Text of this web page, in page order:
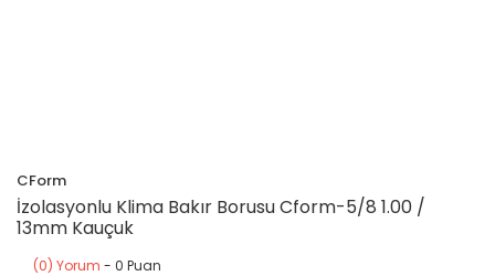
CForm
İzolasyonlu Klima Bakır Borusu Cform-5/8 1.00 /
13mm Kauçuk
(0) Yorum - 0 Puan